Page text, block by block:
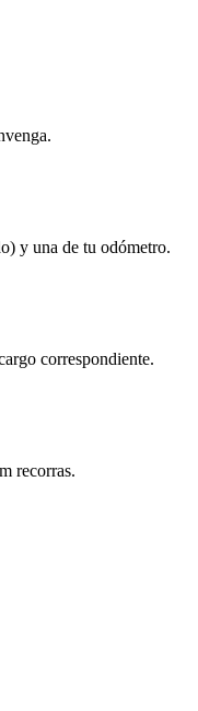
y una de tu odómetro.
correspondiente.
recorras.